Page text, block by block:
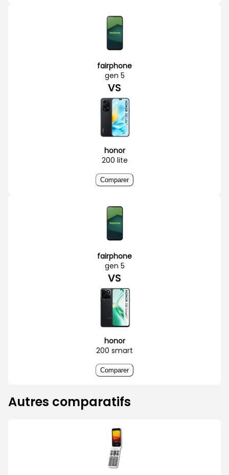
fairphone
gen 5
VS
honor
200 lite
Comparer
fairphone
gen 5
VS
honor
200 smart
Comparer
Autres comparatifs